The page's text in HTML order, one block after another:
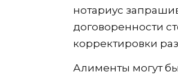
нотариус
договоренности
корректировки
Алименты могут